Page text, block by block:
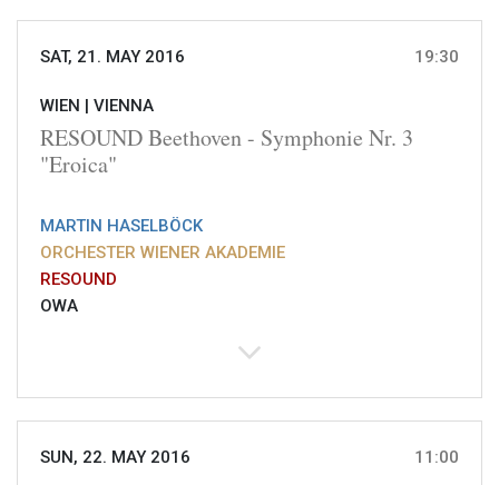
SAT, 21. MAY 2016 19:30
WIEN | VIENNA
RESOUND Beethoven - Symphonie Nr. 3
"Eroica"
MARTIN HASELBÖCK
ORCHESTER WIENER AKADEMIE
RESOUND
OWA
SUN, 22. MAY 2016 11:00